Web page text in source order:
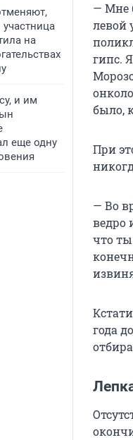
участница
на
и им
еще одну
— Мне
левой
гипс.
было,
При
— Во
ведро
что ты
года